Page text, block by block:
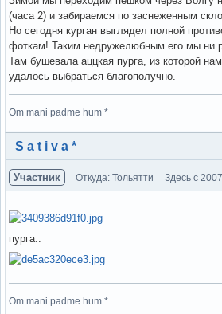
(часа 2) и забираемся по заснеженным
Но сегодня курган выглядел полной
фоткам! Таким недружелюбным его мы ни
Там бушевала аццкая пурга, из которой
удалось выбраться благополучно.
Om mani padme hum *
Вне форума
S a t i v a *
Участник Откуда: Тольятти Здесь с
пурга..
Om mani padme hum *